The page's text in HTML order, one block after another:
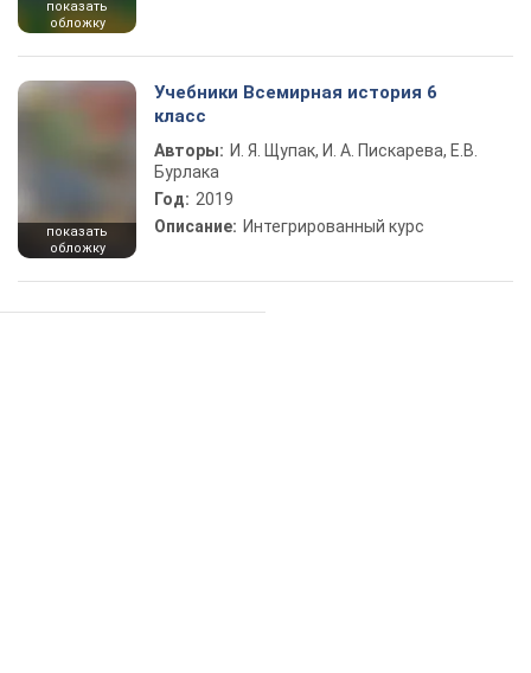
показать
обложку
показать
обложку
Учебники Всемирная история 6
класс
Авторы: И. Я. Щупак, И. А. Пискарева, Е.В.
Бурлака
Год: 2019
Описание: Интегрированный курс